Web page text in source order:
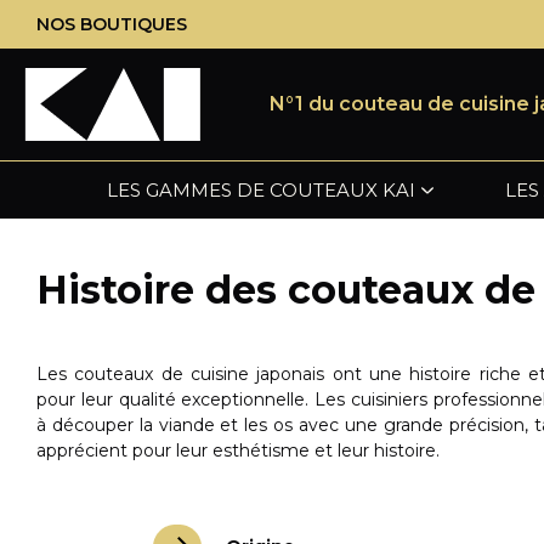
contenu
principal
NOS BOUTIQUES
N°1 du couteau de cuisine
LES GAMMES DE COUTEAUX KAI
POUR LA TABLE PAR KAI
Les offres de couteaux de cuisine japonais
Kai
ACCESSOIRES KAI MICHEL BRAS
LES AIGUISEURS ÉLECTRIQUES KAI
PORTE-COUTEAUX KAI
CISEAUX DE COIFFURE KASHO
CISEAUX KASHO SILVER
CISEAUX KASHO GREEN
CISEAUX KASHO DESIGN MASTER
CISEAUX KASHO DAMASCUS
CISEAUX KASHO MILLENNIUM
GRAVURES
AIGUISAGE DE CISEAUX
Histoire des couteaux
Les couteaux de cuisine japonais ont une histoire riche
pour leur qualité exceptionnelle. Les cuisiniers
à découper la viande et les os avec une grande précision,
apprécient pour leur esthétisme et leur histoire.